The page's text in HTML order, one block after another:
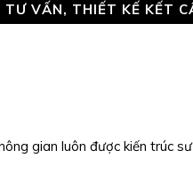
TƯ VẤN, THIẾT KẾ KẾT
gian luôn được kiến trúc